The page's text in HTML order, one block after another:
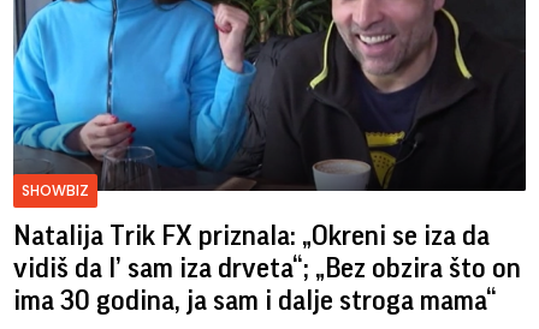
SHOWBIZ
Natalija Trik FX priznala: „Okreni se iza da
vidiš da l’ sam iza drveta“; „Bez obzira što on
ima 30 godina, ja sam i dalje stroga mama“